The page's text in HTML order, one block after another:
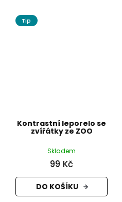
Tip
Kontrastní leporelo se
zvířátky ze ZOO
Skladem
99 Kč
DO KOŠÍKU